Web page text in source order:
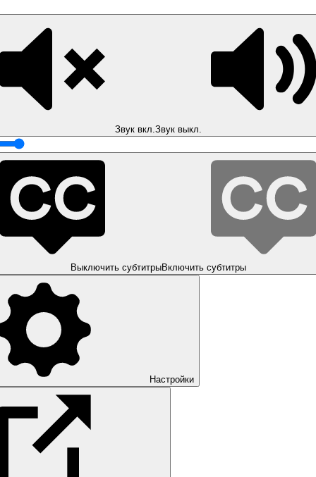
Звук вкл. Звук выкл.
Выключить субтитрыВключить субтитры
Настройки